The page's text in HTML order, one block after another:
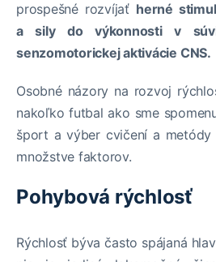
prospešné rozvíjať herné
a sily do výkonnosti v
senzomotorickej aktivácie CNS.
Osobné názory na rozvoj
nakoľko futbal ako sme
šport a výber cvičení a metódy
množstve faktorov.
Pohybová rýchlosť
Rýchlosť býva často spájaná